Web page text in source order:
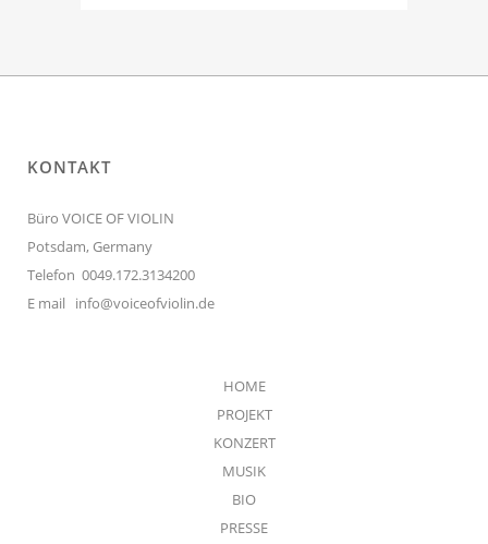
KONTAKT
Büro VOICE OF VIOLIN
Potsdam, Germany
Telefon 0049.172.3134200
E mail info@voiceofviolin.de
HOME
PROJEKT
KONZERT
MUSIK
BIO
PRESSE